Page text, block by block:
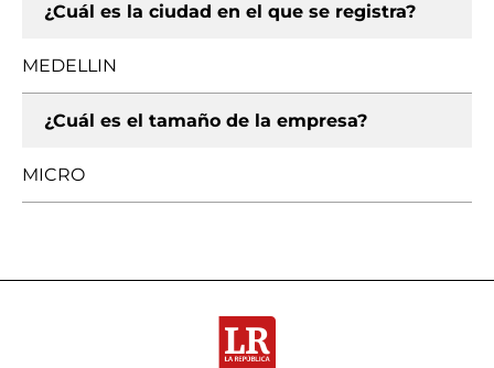
¿Cuál es la ciudad en el que se registra?
MEDELLIN
¿Cuál es el tamaño de la empresa?
MICRO